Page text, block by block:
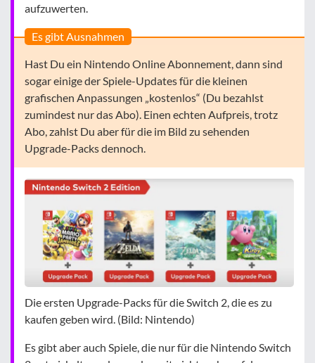
aufzuwerten.
Es gibt Ausnahmen
Hast Du ein Nintendo Online Abonnement, dann sind
sogar einige der Spiele-Updates für die kleinen
grafischen Anpassungen „kostenlos“ (Du bezahlst
zumindest nur das Abo). Einen echten Aufpreis, trotz
Abo, zahlst Du aber für die im Bild zu sehenden
Upgrade-Packs dennoch.
Die ersten Upgrade-Packs für die Switch 2, die es zu
kaufen geben wird. (Bild: Nintendo)
Es gibt aber auch Spiele, die nur für die Nintendo Switch